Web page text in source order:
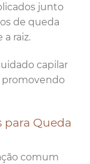
junto
de queda
a raiz.
capilar
promovendo
Queda
comum